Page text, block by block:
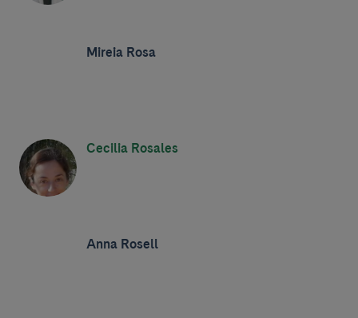
Mireia Rosa
Cecilia Rosales
Anna Rosell